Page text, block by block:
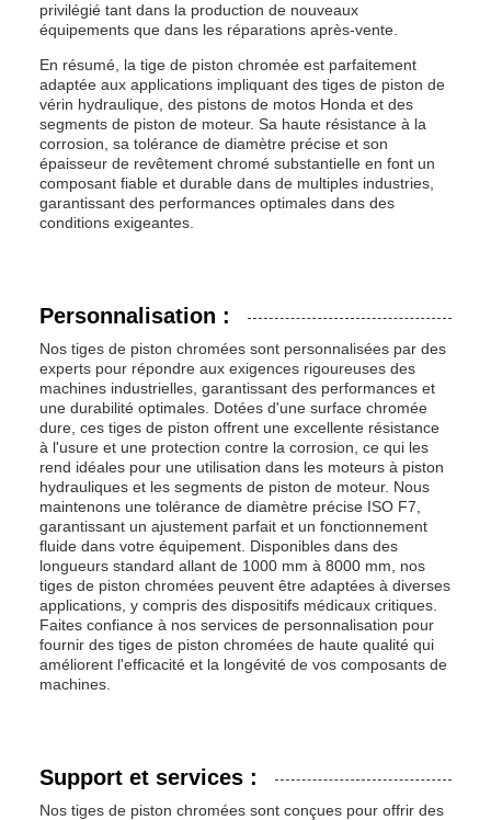
privilégié tant dans la production de nouveaux
équipements que dans les réparations après-vente.
En résumé, la tige de piston chromée est parfaitement
adaptée aux applications impliquant des tiges de piston de
vérin hydraulique, des pistons de motos Honda et des
segments de piston de moteur. Sa haute résistance à la
corrosion, sa tolérance de diamètre précise et son
épaisseur de revêtement chromé substantielle en font un
composant fiable et durable dans de multiples industries,
garantissant des performances optimales dans des
conditions exigeantes.
Personnalisation :
Nos tiges de piston chromées sont personnalisées par des
experts pour répondre aux exigences rigoureuses des
machines industrielles, garantissant des performances et
une durabilité optimales. Dotées d'une surface chromée
dure, ces tiges de piston offrent une excellente résistance
à l'usure et une protection contre la corrosion, ce qui les
rend idéales pour une utilisation dans les moteurs à piston
hydrauliques et les segments de piston de moteur. Nous
maintenons une tolérance de diamètre précise ISO F7,
garantissant un ajustement parfait et un fonctionnement
fluide dans votre équipement. Disponibles dans des
longueurs standard allant de 1000 mm à 8000 mm, nos
tiges de piston chromées peuvent être adaptées à diverses
applications, y compris des dispositifs médicaux critiques.
Faites confiance à nos services de personnalisation pour
fournir des tiges de piston chromées de haute qualité qui
améliorent l'efficacité et la longévité de vos composants de
machines.
Support et services :
Nos tiges de piston chromées sont conçues pour offrir des